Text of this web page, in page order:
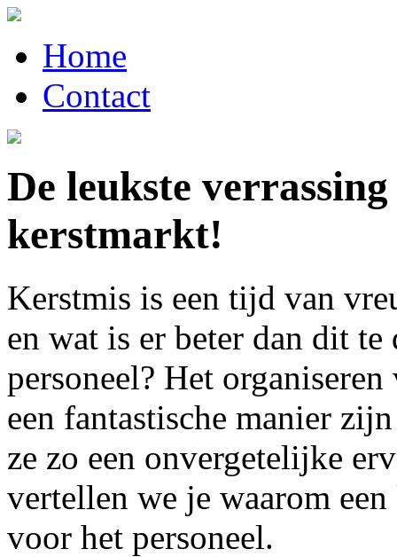
Home
Contact
De leukste
kerstmarkt!
Kerstmis is een tijd van
en wat is er beter dan dit
personeel? Het
een fantastische manier
ze zo een onvergetelijke
vertellen we je waarom
voor het personeel.